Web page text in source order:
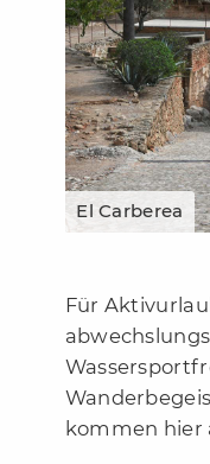
Ausflugsziele
Feste, Feiern
Yachthäfen und
Sport und
El Carberea
Für
kommen hier